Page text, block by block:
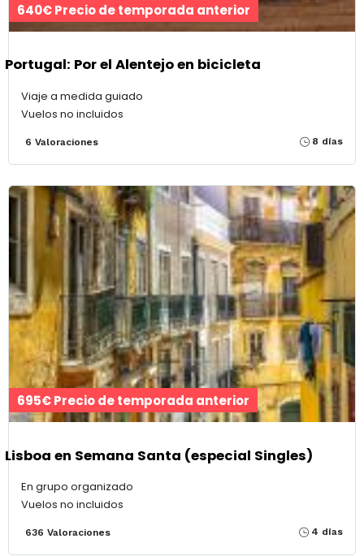
640€ Precio de temporada anterior
Portugal: Por el Alentejo en bicicleta
Viaje a medida guiado
Vuelos no incluidos
6 Valoraciones 8 días
695€ Precio de temporada anterior
Lisboa en Semana Santa (especial Singles)
En grupo organizado
Vuelos no incluidos
636 Valoraciones 4 días